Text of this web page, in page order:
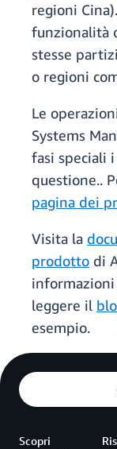
regioni
funzionalità
stesse
o regioni
Le
Systems
fasi speciali
questione..
pagina dei
Visita la
prodotto di
informazioni
leggere il
esempio.
Scopri